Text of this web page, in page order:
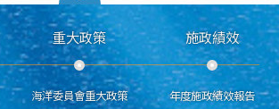
重大政策
海洋委員會重大政策
施政績效
年度施政績效報告